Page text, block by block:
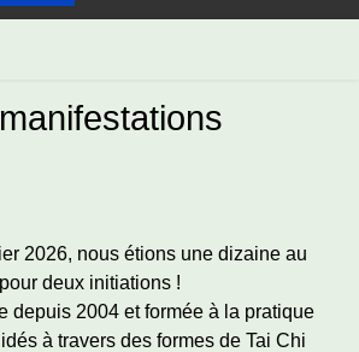
2026, nous étions une dizaine au
deux initiations !
depuis 2004 et formée à la pratique
à travers des formes de Tai Chi